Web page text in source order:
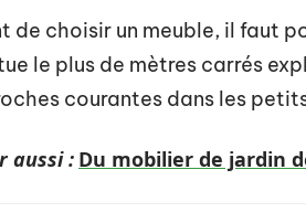
de choisir un meuble, il faut
le plus de mètres carrés
courantes dans les
aussi : Du mobilier de jardin